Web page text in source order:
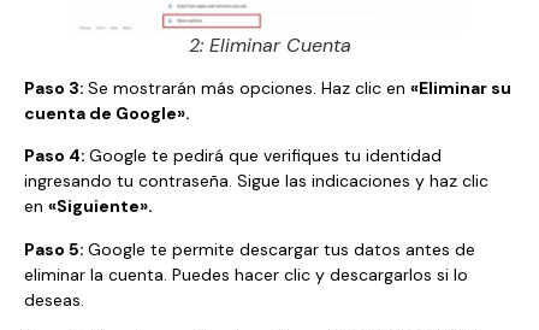
2: Eliminar Cuenta
Paso 3: Se mostrarán más opciones. Haz clic en «Eliminar su
cuenta de Google».
Paso 4: Google te pedirá que verifiques tu identidad
ingresando tu contraseña. Sigue las indicaciones y haz clic
en «Siguiente».
Paso 5: Google te permite descargar tus datos antes de
eliminar la cuenta. Puedes hacer clic y descargarlos si lo
deseas.